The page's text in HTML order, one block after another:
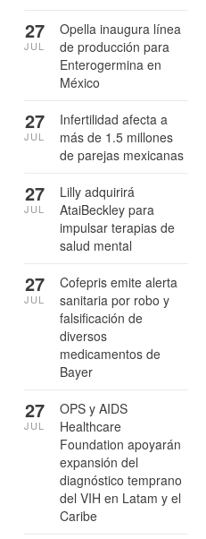
Opella inaugura línea
de producción para
Enterogermina en
México
27
JUL
Infertilidad afecta a
más de 1.5 millones
de parejas mexicanas
27
JUL
Lilly adquirirá
AtaiBeckley para
impulsar terapias de
salud mental
27
JUL
Cofepris emite alerta
sanitaria por robo y
falsificación de
diversos
medicamentos de
Bayer
27
JUL
OPS y AIDS
Healthcare
Foundation apoyarán
expansión del
diagnóstico temprano
del VIH en Latam y el
Caribe
27
JUL